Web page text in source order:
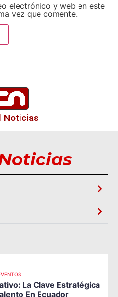
electrónico y web en este
vez que comente.
Noticias
La Clave Estratégica
En Ecuador